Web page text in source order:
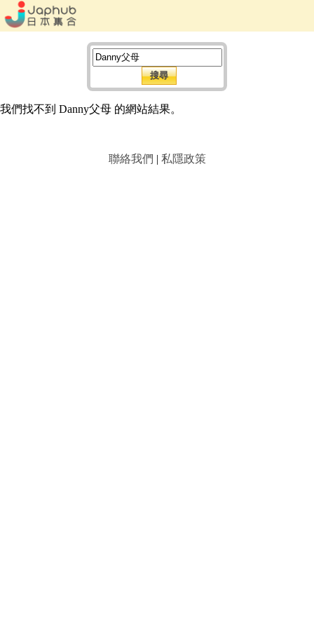
我們找不到 Danny父母 的網站結果。
聯絡我們 | 私隱政策